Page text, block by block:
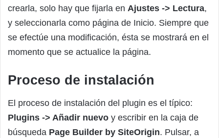
crearla, solo hay que fijarla en Ajustes -> Lectura,
y seleccionarla como página de Inicio. Siempre que
se efectúe una modificación, ésta se mostrará en el
momento que se actualice la página.
Proceso de instalación
El proceso de instalación del plugin es el típico:
Plugins -> Añadir nuevo y escribir en la caja de
búsqueda Page Builder by SiteOrigin. Pulsar, a